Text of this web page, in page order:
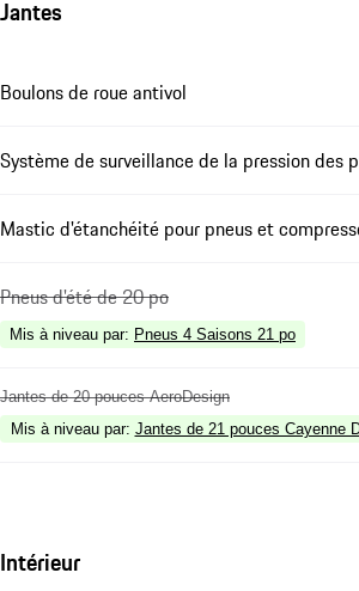
Jantes
Boulons de roue antivol
Système de surveillance de la pression des
Mastic d'étanchéité pour pneus et
Pneus d'été de 20 po
Mis à niveau par: Pneus 4 Saisons 21 po
Jantes de 20 pouces AeroDesign
Mis à niveau par: Jantes de 21 pouces Cayenne
Intérieur